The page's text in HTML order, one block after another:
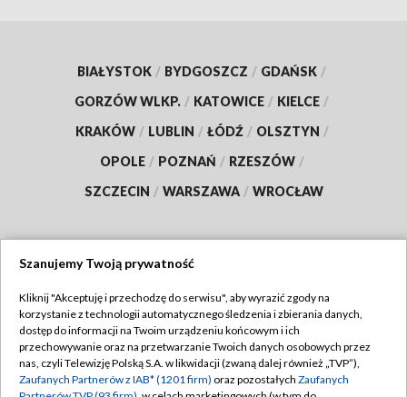
BIAŁYSTOK / BYDGOSZCZ / GDAŃSK /
GORZÓW WLKP. / KATOWICE / KIELCE /
KRAKÓW / LUBLIN / ŁÓDŹ / OLSZTYN /
OPOLE / POZNAŃ / RZESZÓW /
SZCZECIN / WARSZAWA / WROCŁAW
TVP
Abonament TVP
Emisja w TVP
Regulamin TVP
Polityka prywatności
Szanujemy Twoją prywatność
Kliknij "Akceptuję i przechodzę do serwisu", aby wyrazić zgody na
korzystanie z technologii automatycznego śledzenia i zbierania danych,
dostęp do informacji na Twoim urządzeniu końcowym i ich
przechowywanie oraz na przetwarzanie Twoich danych osobowych przez
nas, czyli Telewizję Polską S.A. w likwidacji (zwaną dalej również „TVP”),
Zaufanych Partnerów z IAB* (1201 firm) oraz pozostałych Zaufanych